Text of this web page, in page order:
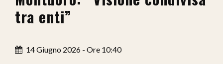
Attualità
tra enti”
14 Giugno 2026 - Ore 10:40